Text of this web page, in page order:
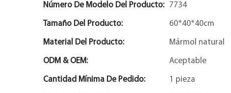
Número De Modelo Del Producto: 7734
Tamaño Del Producto: 60*40*40cm
Material Del Producto: Mármol natural
ODM & OEM: Aceptable
Cantidad Mínima De Pedido: 1 pieza